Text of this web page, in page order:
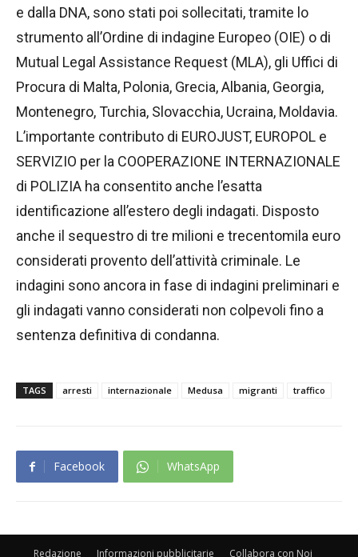
e dalla DNA, sono stati poi sollecitati, tramite lo
strumento all’Ordine di indagine Europeo (OIE) o di
Mutual Legal Assistance Request (MLA), gli Uffici di
Procura di Malta, Polonia, Grecia, Albania, Georgia,
Montenegro, Turchia, Slovacchia, Ucraina, Moldavia.
L’importante contributo di EUROJUST, EUROPOL e
SERVIZIO per la COOPERAZIONE INTERNAZIONALE
di POLIZIA ha consentito anche l’esatta
identificazione all’estero degli indagati. Disposto
anche il sequestro di tre milioni e trecentomila euro
considerati provento dell’attività criminale. Le
indagini sono ancora in fase di indagini preliminari e
gli indagati vanno considerati non colpevoli fino a
sentenza definitiva di condanna.
TAGS arresti internazionale Medusa migranti traffico
Facebook WhatsApp
Redazione Informazioni pubblicitarie Collabora con Noi